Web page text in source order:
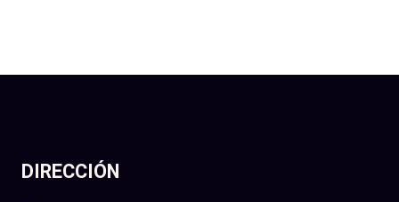
DIRECCIÓN